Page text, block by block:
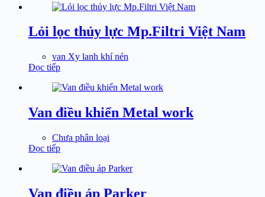
Lỏi lọc thủy lực Mp.Filtri Việt Nam
van Xy lanh khí nén
Đọc tiếp
Van điều khiển Metal work
Chưa phân loại
Đọc tiếp
Van điều áp Parker